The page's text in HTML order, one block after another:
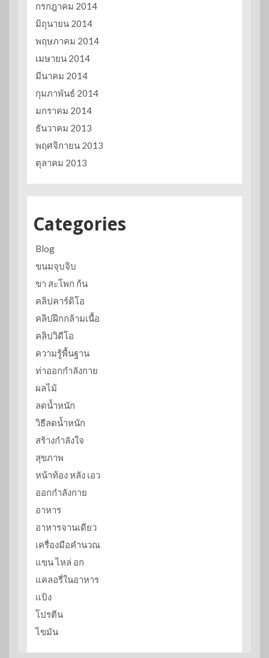
กรกฎาคม 2014
มิถุนายน 2014
พฤษภาคม 2014
เมษายน 2014
มีนาคม 2014
กุมภาพันธ์ 2014
มกราคม 2014
ธันวาคม 2013
พฤศจิกายน 2013
ตุลาคม 2013
Categories
Blog
ขนมจุบจิบ
ขา สะโพก ก้น
คลิปคาร์ดิโอ
คลิปฝึกกล้ามเนื้อ
คลิปวิดีโอ
ความรู้พื้นฐาน
ท่าออกกำลังกาย
ผลไม้
ลดน้ำหนัก
วิธีลดน้ำหนัก
สร้างกำลังใจ
สุขภาพ
หน้าท้อง หลัง เอว
ออกกำลังกาย
อาหาร
อาหารจานเดียว
เครื่องมือคำนวณ
แขน ไหล่ อก
แคลอรี่ในอาหาร
แป้ง
โปรตีน
ไขมัน